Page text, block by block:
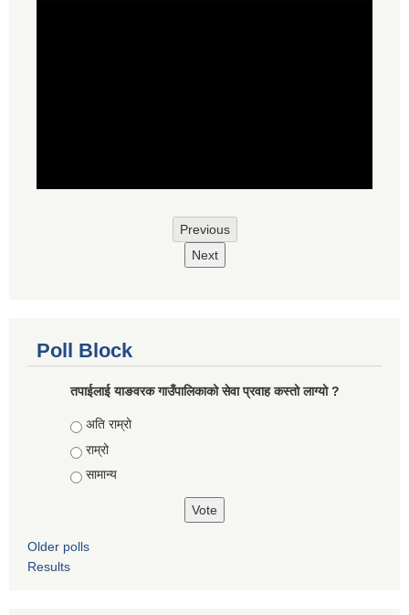
Previous
Next
Poll Block
तपाईलाई याङवरक गाउँपालिकाको सेवा प्रवाह कस्तो लाग्यो ?
Choices
अति राम्रो
राम्रो
सामान्य
Older polls
Results